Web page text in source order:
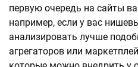
первую очередь на сайты
например, если у вас
анализировать лучше
агрегаторов или